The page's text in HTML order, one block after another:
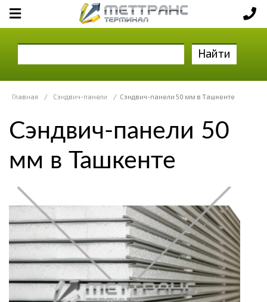
Найти
Главная / Сэндвич-панели / Сэндвич-панели 50 мм в Ташкенте
Сэндвич-панели 50
мм в Ташкенте